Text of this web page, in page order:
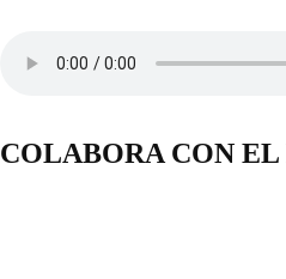
COLABORA CON